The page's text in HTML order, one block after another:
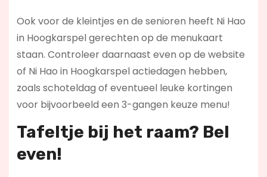
Ook voor de kleintjes en de senioren heeft Ni Hao
in Hoogkarspel gerechten op de menukaart
staan. Controleer daarnaast even op de website
of Ni Hao in Hoogkarspel actiedagen hebben,
zoals schoteldag of eventueel leuke kortingen
voor bijvoorbeeld een 3-gangen keuze menu!
Tafeltje bij het raam? Bel
even!